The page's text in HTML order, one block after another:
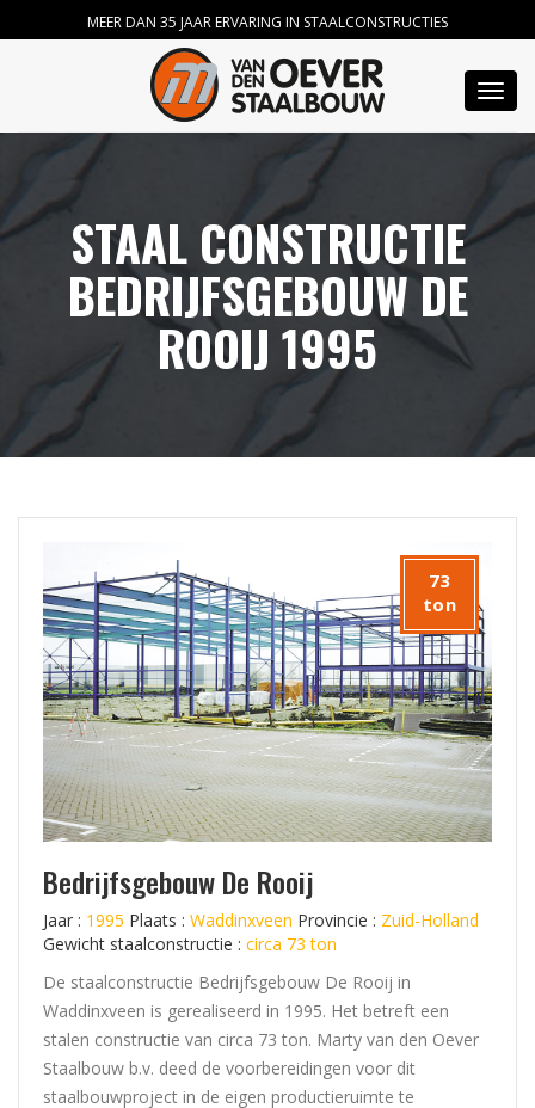
MEER DAN 35 JAAR ERVARING IN STAALCONSTRUCTIES
STAAL CONSTRUCTIE
BEDRIJFSGEBOUW DE
ROOIJ 1995
73
ton
Bedrijfsgebouw De Rooij
Jaar : 1995 Plaats : Waddinxveen Provincie : Zuid-Holland
Gewicht staalconstructie : circa 73 ton
De staalconstructie Bedrijfsgebouw De Rooij in
Waddinxveen is gerealiseerd in 1995. Het betreft een
stalen constructie van circa 73 ton. Marty van den Oever
Staalbouw b.v. deed de voorbereidingen voor dit
staalbouwproject in de eigen productieruimte te